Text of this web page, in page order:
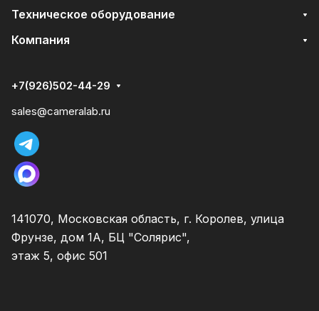
Техническое оборудование
Компания
+7(926)502-44-29
sales@cameralab.ru
141070, Московская область, г. Королев, улица
Фрунзе, дом 1А, БЦ "Солярис",
этаж 5, офис 501